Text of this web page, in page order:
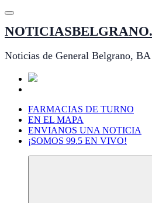
Saltar
contenido
Noticias de General Belgrano, BA
FARMACIAS DE TURNO
EN EL MAPA
ENVIANOS UNA NOTICIA
¡SOMOS 99.5 EN VIVO!